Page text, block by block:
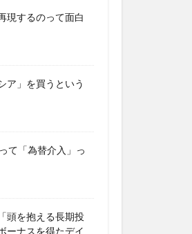
現するのって面白
ア」を買うという
て「為替介入」っ
頭を抱える長期投
ーナスを得たデイ